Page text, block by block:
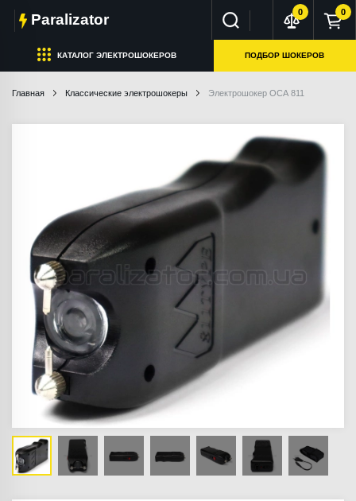
КАТАЛОГ ЭЛЕКТРОШОКЕРОВ ПОДБОР ШОКЕРОВ
Paralizator 0 0
Главная Классические электрошокеры Электрошокер ОСА 811